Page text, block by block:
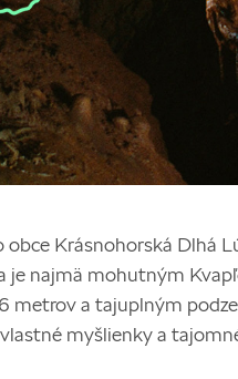
Krásnohorská Dlhá
je najmä mohutným
metrov a tajuplným
myšlienky a